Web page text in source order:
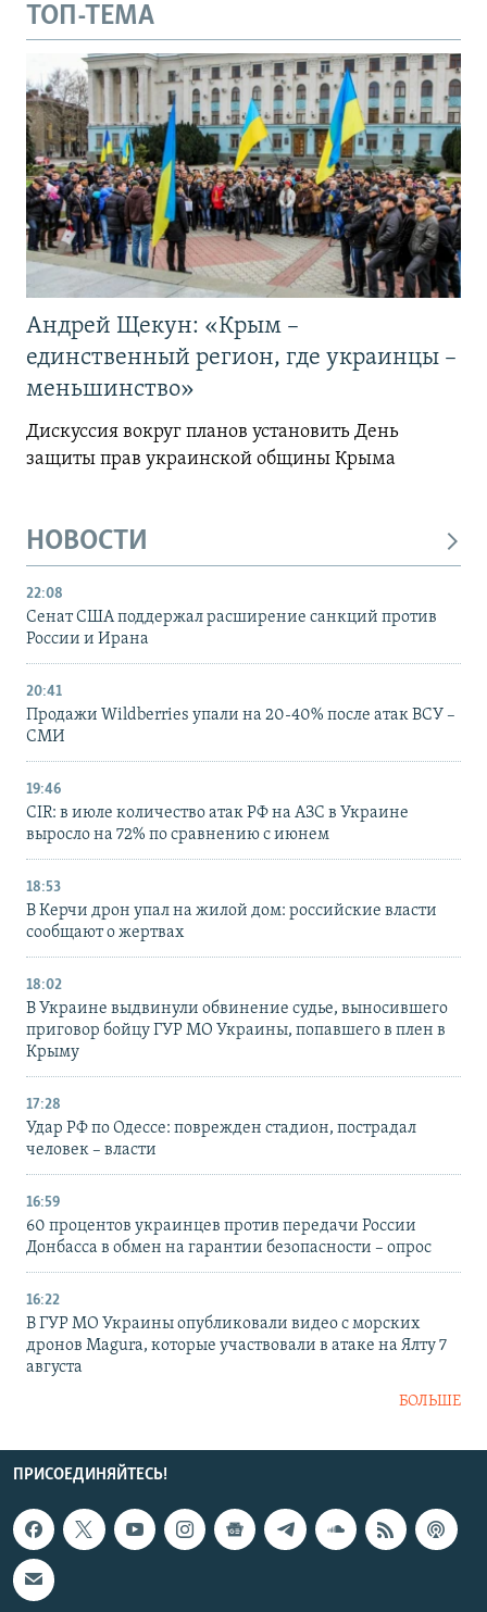
ТОП-ТЕМА
Андрей Щекун: «Крым –
единственный регион, где украинцы –
меньшинство»
Дискуссия вокруг планов установить День
защиты прав украинской общины Крыма
НОВОСТИ
22:08
Сенат США поддержал расширение санкций против
России и Ирана
20:41
Продажи Wildberries упали на 20-40% после атак ВСУ –
СМИ
19:46
CIR: в июле количество атак РФ на АЗС в Украине
выросло на 72% по сравнению с июнем
18:53
В Керчи дрон упал на жилой дом: российские власти
сообщают о жертвах
18:02
В Украине выдвинули обвинение судье, выносившего
приговор бойцу ГУР МО Украины, попавшего в плен в
Крыму
17:28
Удар РФ по Одессе: поврежден стадион, пострадал
человек – власти
16:59
60 процентов украинцев против передачи России
Донбасса в обмен на гарантии безопасности – опрос
16:22
В ГУР МО Украины опубликовали видео с морских
дронов Magura, которые участвовали в атаке на Ялту 7
августа
БОЛЬШЕ
ПРИСОЕДИНЯЙТЕСЬ!